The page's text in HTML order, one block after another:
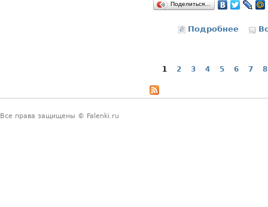
Поделиться…
Подробнее о
1 2 3 4 5 6 7 8
Все права защищены © Falenki.ru